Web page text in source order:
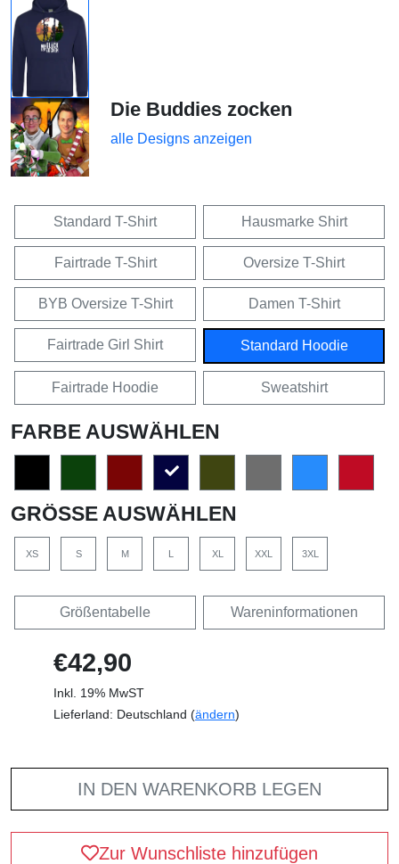
Die Buddies zocken
alle Designs anzeigen
Standard T-Shirt Hausmarke Shirt
Fairtrade T-Shirt Oversize T-Shirt
BYB Oversize T-Shirt Damen T-Shirt
Fairtrade Girl Shirt Standard Hoodie
Fairtrade Hoodie Sweatshirt
FARBE AUSWÄHLEN
GRÖSSE AUSWÄHLEN
XS S M L XL XXL 3XL
Größentabelle Wareninformationen
€42,90
Inkl. 19% MwST
Lieferland: Deutschland (ändern)
IN DEN WARENKORB LEGEN
Zur Wunschliste hinzufügen